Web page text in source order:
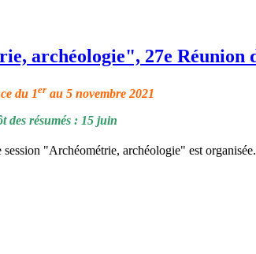
archéologie", 27e Réunion
du 1erau 5 novembre 2021
des résumés : 15 juin
"Archéométrie, archéologie" est